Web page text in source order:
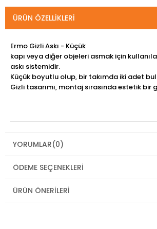
ÜRÜN ÖZELLIKLERI
Ermo Gizli Askı - Küçük
kapı veya diğer objeleri asmak için
askı sistemidir.
Küçük boyutlu olup, bir takımda iki adet
Gizli tasarımı, montaj sırasında estetik bir
YORUMLAR(0)
ÖDEME SEÇENEKLERI
ÜRÜN ÖNERILERI